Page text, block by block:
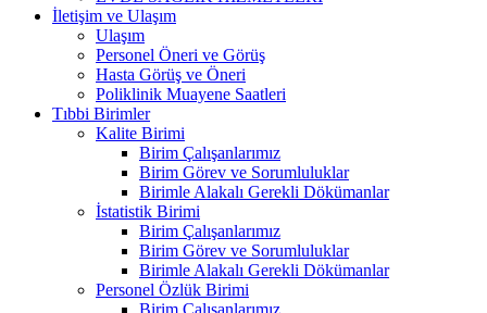
İletişim ve Ulaşım
Ulaşım
Personel Öneri ve Görüş
Hasta Görüş ve Öneri
Poliklinik Muayene Saatleri
Tıbbi Birimler
Kalite Birimi
Birim Çalışanlarımız
Birim Görev ve Sorumluluklar
Birimle Alakalı Gerekli Dökümanlar
İstatistik Birimi
Birim Çalışanlarımız
Birim Görev ve Sorumluluklar
Birimle Alakalı Gerekli Dökümanlar
Personel Özlük Birimi
Birim Çalışanlarımız